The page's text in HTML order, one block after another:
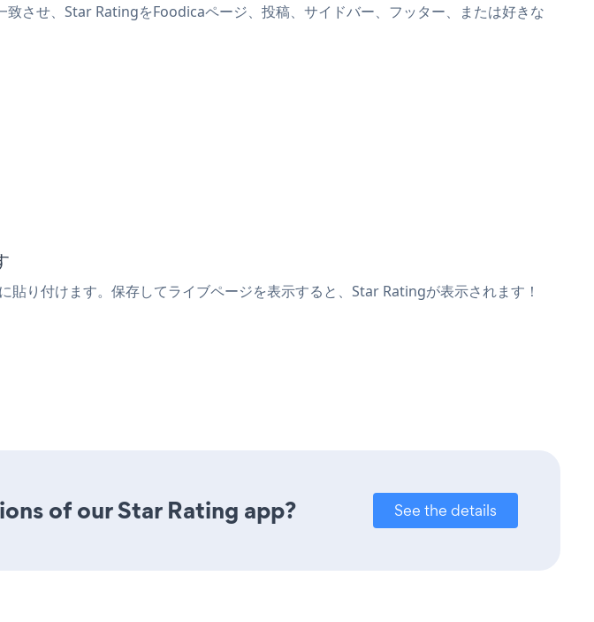
させ、Star RatingをFoodicaページ、投稿、サイドバー、フッター、または好きな
り付けます。保存してライブページを表示すると、Star Ratingが表示されます！
of our Star Rating app? See the details